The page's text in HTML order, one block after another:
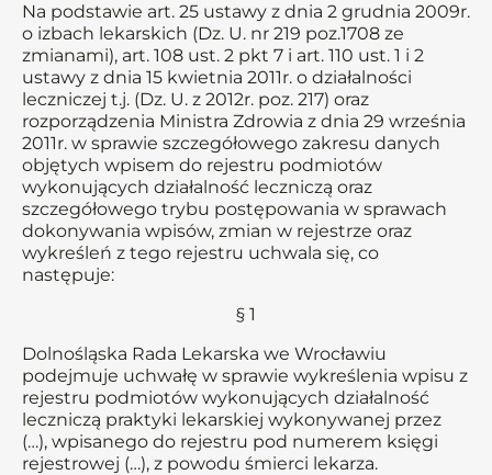
Na podstawie art. 25 ustawy z dnia 2 grudnia 2009r.
o izbach lekarskich (Dz. U. nr 219 poz.1708 ze
zmianami), art. 108 ust. 2 pkt 7 i art. 110 ust. 1 i 2
ustawy z dnia 15 kwietnia 2011r. o działalności
leczniczej t.j. (Dz. U. z 2012r. poz. 217) oraz
rozporządzenia Ministra Zdrowia z dnia 29 września
2011r. w sprawie szczegółowego zakresu danych
objętych wpisem do rejestru podmiotów
wykonujących działalność leczniczą oraz
szczegółowego trybu postępowania w sprawach
dokonywania wpisów, zmian w rejestrze oraz
wykreśleń z tego rejestru uchwala się, co
następuje:
§ 1
Dolnośląska Rada Lekarska we Wrocławiu
podejmuje uchwałę w sprawie wykreślenia wpisu z
rejestru podmiotów wykonujących działalność
leczniczą praktyki lekarskiej wykonywanej przez
(…), wpisanego do rejestru pod numerem księgi
rejestrowej (…), z powodu śmierci lekarza.